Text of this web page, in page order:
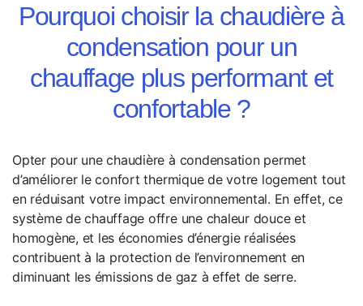
Pourquoi choisir la chaudière à
condensation pour un
chauffage plus performant et
confortable ?
Opter pour une chaudière à condensation permet
d’améliorer le confort thermique de votre logement tout
en réduisant votre impact environnemental. En effet, ce
système de chauffage offre une chaleur douce et
homogène, et les économies d’énergie réalisées
contribuent à la protection de l’environnement en
diminuant les émissions de gaz à effet de serre.